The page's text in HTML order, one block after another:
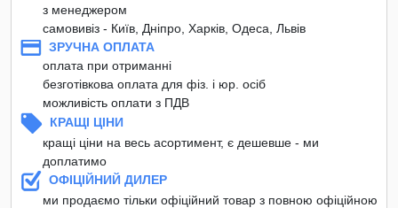
з менеджером
самовивіз - Київ, Дніпро, Харків, Одеса, Львів
ЗРУЧНА ОПЛАТА
оплата при отриманні
безготівкова оплата для фіз. і юр. осіб
можливість оплати з ПДВ
КРАЩІ ЦІНИ
кращі ціни на весь асортимент, є дешевше - ми
доплатимо
ОФІЦІЙНИЙ ДИЛЕР
ми продаємо тільки офіційний товар з повною офіційною